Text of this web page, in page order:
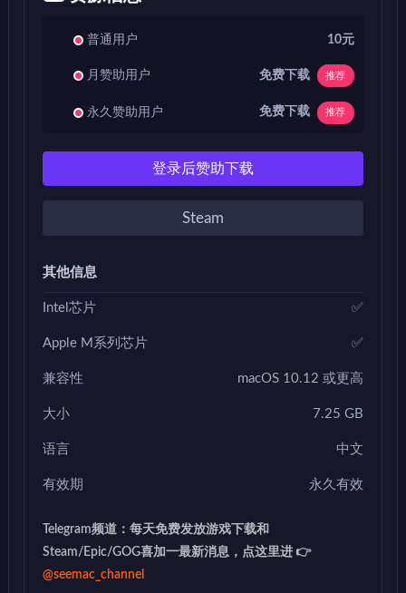
普通用户 10元
月赞助用户 免费下载 推荐
永久赞助用户 免费下载 推荐
登录后赞助下载
Steam
其他信息
Intel芯片 ✅
Apple M系列芯片 ✅
兼容性 macOS 10.12 或更高
大小 7.25 GB
语言 中文
有效期 永久有效
Telegram频道：每天免费发放游戏下载和
Steam/Epic/GOG喜加一最新消息，点这里进 👉
@seemac_channel